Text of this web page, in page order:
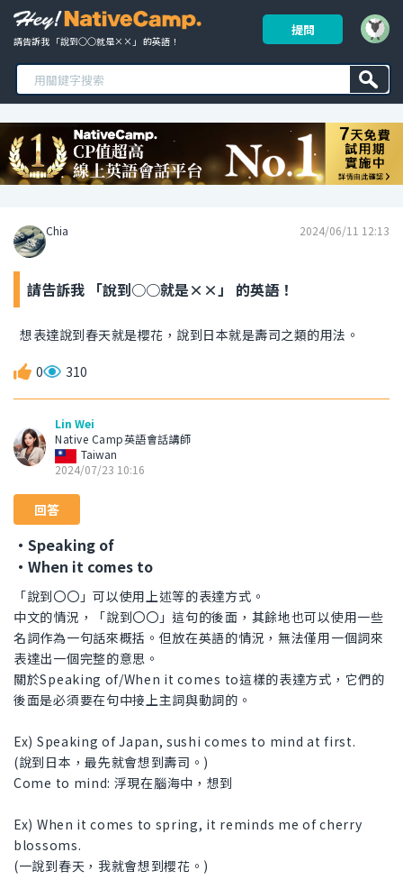
請告訴我 「說到○○就是××」 的英語！
提問
Chia 2024/06/11 12:13
請告訴我 「說到○○就是××」 的英語！
想表達說到春天就是櫻花，說到日本就是壽司之類的用法。
0 310
Lin Wei
Native Camp英語會話講師
Taiwan
2024/07/23 10:16
回答
・Speaking of
・When it comes to
「說到〇〇」可以使用上述等的表達方式。
中文的情況，「說到〇〇」這句的後面，其餘地也可以使用一些
名詞作為一句話來概括。但放在英語的情況，無法僅用一個詞來
表達出一個完整的意思。
關於Speaking of/When it comes to這樣的表達方式，它們的
後面是必須要在句中接上主詞與動詞的。
Ex) Speaking of Japan, sushi comes to mind at first.
(說到日本，最先就會想到壽司。)
Come to mind: 浮現在腦海中，想到
Ex) When it comes to spring, it reminds me of cherry
blossoms.
(一說到春天，我就會想到櫻花。)